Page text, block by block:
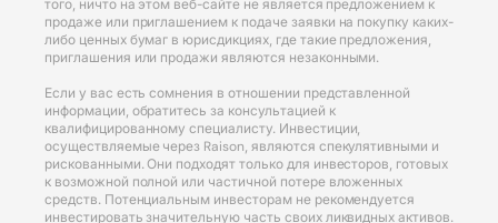
того, ничто на этом веб-сайте не является предложением к
продаже или приглашением к подаче заявки на покупку каких-
либо ценных бумаг в юрисдикциях, где такие предложения,
приглашения или продажи являются незаконными.
Если у вас есть сомнения в отношении представленной
информации, обратитесь за консультацией к
квалифицированному специалисту. Инвестиции,
осуществляемые через Raison, являются спекулятивными и
рискованными. Они подходят только для инвесторов, готовых
к возможной полной или частичной потере вложенных
средств. Потенциальным инвесторам не рекомендуется
инвестировать значительную часть своих ликвидных активов.